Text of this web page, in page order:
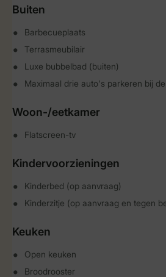
Buiten
Barbecueplaats
Terrasmeubilair
Luxe bubbelbad (buiten)
Maximaal drie auto's parkeren bij
Woon-/eetkamer
Flatscreen-tv
Kindervoorzieningen
Kinderbed (op aanvraag)
Kinderzitje (op aanvraag en tegen
Keuken
Open keuken
Broodrooster